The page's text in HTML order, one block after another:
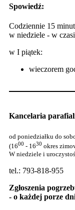
Spowiedź:
Codziennie 15
w niedziele - w
w I piątek:
wieczorem
Kancelaria
od poniedziałku do
(1600 - 1630 okres
W niedziele i
tel.: 793-818-955
Zgłoszenia
- o każdej porze